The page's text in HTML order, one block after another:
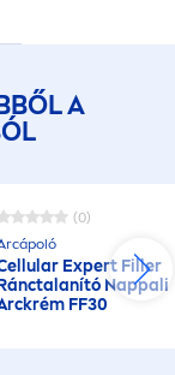
A
(0)
Expert Filler
Nappali
FF30